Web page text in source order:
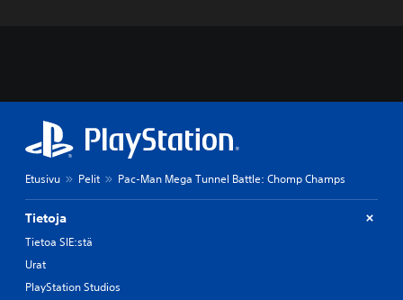
Etusivu Pelit Pac-Man Mega Tunnel Battle: Chomp Champs
Tietoja
Tietoa SIE:stä
Urat
PlayStation Studios